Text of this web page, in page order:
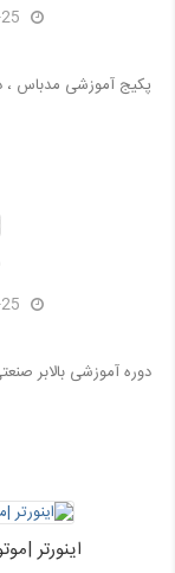
پکیج آموزشی مدباس ،
دوره آموزشی بالابر
اینورتر